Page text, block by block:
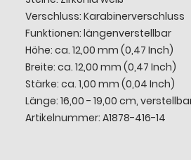
Verschluss: Karabinerverschluss
Funktionen: längenverstellbar
Höhe: ca. 12,00 mm (0,47 Inch)
Breite: ca. 12,00 mm (0,47 Inch)
Stärke: ca. 1,00 mm (0,04 Inch)
Länge: 16,00 - 19,00 cm,
Artikelnummer: A1878-416-14